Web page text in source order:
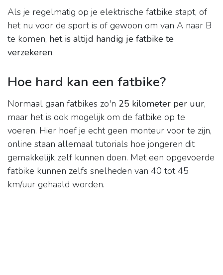
Als je regelmatig op je elektrische fatbike stapt, of
het nu voor de sport is of gewoon om van A naar B
te komen, het is altijd handig je fatbike te
verzekeren.
Hoe hard kan een fatbike?
Normaal gaan fatbikes zo'n 25 kilometer per uur,
maar het is ook mogelijk om de fatbike op te
voeren. Hier hoef je echt geen monteur voor te zijn,
online staan allemaal tutorials hoe jongeren dit
gemakkelijk zelf kunnen doen. Met een opgevoerde
fatbike kunnen zelfs snelheden van 40 tot 45
km/uur gehaald worden.